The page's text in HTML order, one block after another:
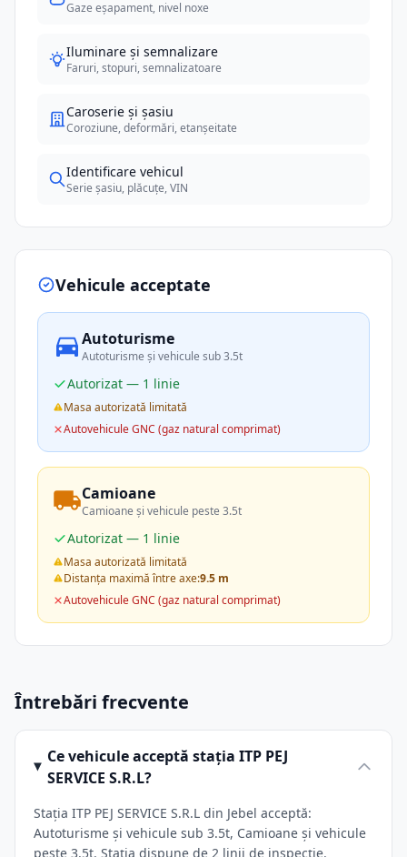
Gaze eșapament, nivel noxe
Iluminare și semnalizare
Faruri, stopuri, semnalizatoare
Caroserie și șasiu
Coroziune, deformări, etanșeitate
Identificare vehicul
Serie șasiu, plăcuțe, VIN
Vehicule acceptate
Autoturisme
Autoturisme și vehicule sub 3.5t
Autorizat — 1 linie
Masa autorizată limitată
Autovehicule GNC (gaz natural comprimat)
Camioane
Camioane și vehicule peste 3.5t
Autorizat — 1 linie
Masa autorizată limitată
Distanța maximă între axe:9.5 m
Autovehicule GNC (gaz natural comprimat)
Întrebări frecvente
Ce vehicule acceptă stația ITP PEJ
SERVICE S.R.L?
Stația ITP PEJ SERVICE S.R.L din Jebel acceptă:
Autoturisme și vehicule sub 3.5t, Camioane și vehicule
peste 3.5t. Stația dispune de 2 linii de inspecție.